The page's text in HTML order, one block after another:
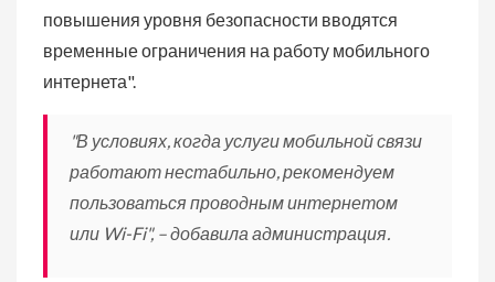
повышения уровня безопасности вводятся
временные ограничения на работу мобильного
интернета".
"В условиях, когда услуги мобильной связи
работают нестабильно, рекомендуем
пользоваться проводным интернетом
или Wi-Fi", – добавила администрация.